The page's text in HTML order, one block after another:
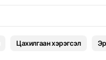
Цахилгаан хэрэгсэл